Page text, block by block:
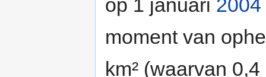
op 1 januari 2004
moment van
km² (waarvan